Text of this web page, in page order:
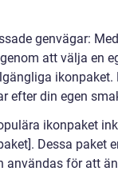
genvägar:
att välja en
efter din egen
ikonpaket
Dessa paket
användas för att